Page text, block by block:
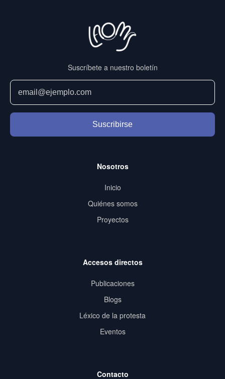
Suscríbete a nuestro boletín
Suscribirse
Nosotros
Inicio
Quiénes somos
Proyectos
Accesos directos
Publicaciones
Blogs
Léxico de la protesta
Eventos
Contacto